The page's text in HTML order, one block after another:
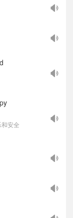
安全